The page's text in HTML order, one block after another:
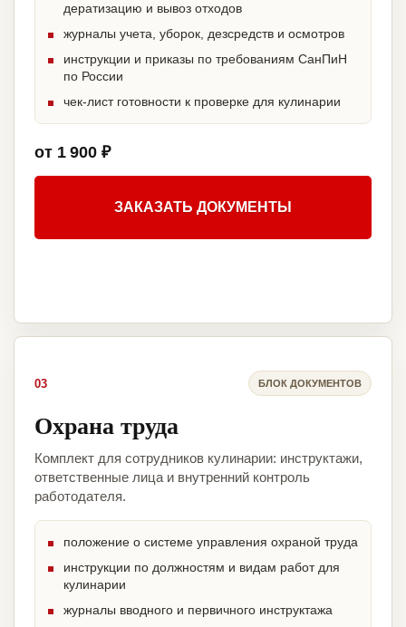
дератизацию и вывоз отходов
журналы учета, уборок, дезсредств и осмотров
инструкции и приказы по требованиям СанПиН
по России
чек-лист готовности к проверке для кулинарии
от 1 900 ₽
ЗАКАЗАТЬ ДОКУМЕНТЫ
03 БЛОК ДОКУМЕНТОВ
Охрана труда
Комплект для сотрудников кулинарии: инструктажи,
ответственные лица и внутренний контроль
работодателя.
положение о системе управления охраной труда
инструкции по должностям и видам работ для
кулинарии
журналы вводного и первичного инструктажа